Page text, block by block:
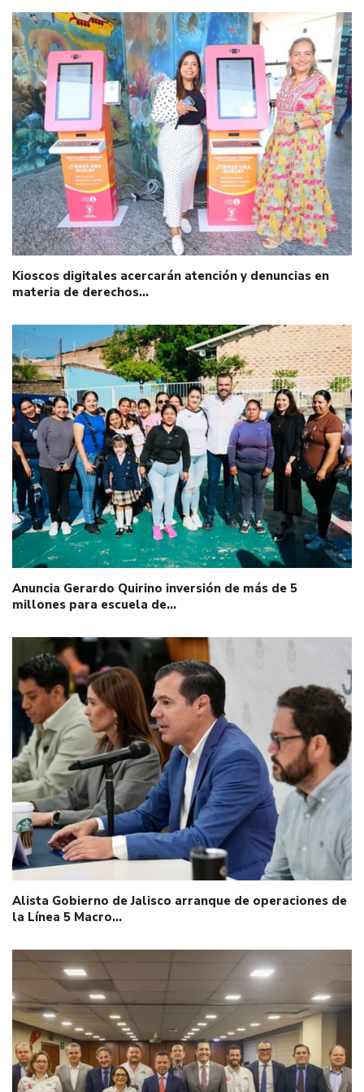
Kioscos digitales acercarán atención y denuncias en
materia de derechos…
Anuncia Gerardo Quirino inversión de más de 5
millones para escuela de…
Alista Gobierno de Jalisco arranque de operaciones de
la Línea 5 Macro…